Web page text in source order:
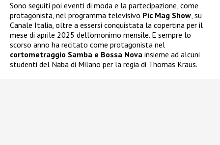
Sono seguiti poi eventi di moda e la partecipazione, come
protagonista, nel programma televisivo Pic Mag Show, su
Canale Italia, oltre a essersi conquistata la copertina per il
mese di aprile 2025 dell’omonimo mensile. E sempre lo
scorso anno ha recitato come protagonista nel
cortometraggio Samba e Bossa Nova insieme ad alcuni
studenti del Naba di Milano per la regia di Thomas Kraus.